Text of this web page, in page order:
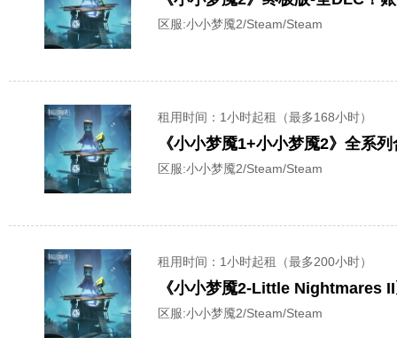
区服:小小梦魇2/Steam/Steam
租用时间 ：1小时起租（最多168小时）
《小小梦魇1+小小梦魇2》全系
区服:小小梦魇2/Steam/Steam
租用时间 ：1小时起租（最多200小时）
《小小梦魇2-Little Nightmares
区服:小小梦魇2/Steam/Steam